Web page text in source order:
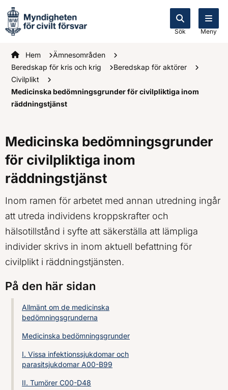
Sök Meny
Startsidan
Hem
Ämnesområden
Beredskap för kris och krig
Beredskap för aktörer
Civilplikt
Medicinska bedömningsgrunder för civilpliktiga inom
räddningstjänst
Medicinska bedömningsgrunder
för civilpliktiga inom
räddningstjänst
Inom ramen för arbetet med annan utredning ingår
att utreda individens kroppskrafter och
hälsotillstånd i syfte att säkerställa att lämpliga
individer skrivs in inom aktuell befattning för
civilplikt i räddningstjänsten.
På den här sidan
Allmänt om de medicinska
bedömningsgrunderna
Medicinska bedömningsgrunder
I. Vissa infektionssjukdomar och
parasitsjukdomar A00-B99
II. Tumörer C00-D48